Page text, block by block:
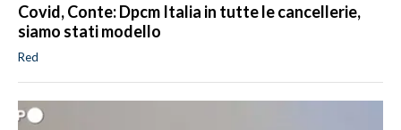
Covid, Conte: Dpcm Italia in tutte le cancellerie,
siamo stati modello
Red